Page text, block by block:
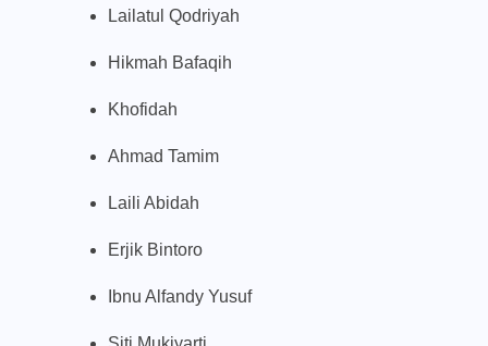
Lailatul Qodriyah
Hikmah Bafaqih
Khofidah
Ahmad Tamim
Laili Abidah
Erjik Bintoro
Ibnu Alfandy Yusuf